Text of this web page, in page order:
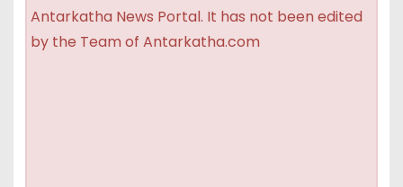
Antarkatha News Portal. It has not been edited
by the Team of Antarkatha.com